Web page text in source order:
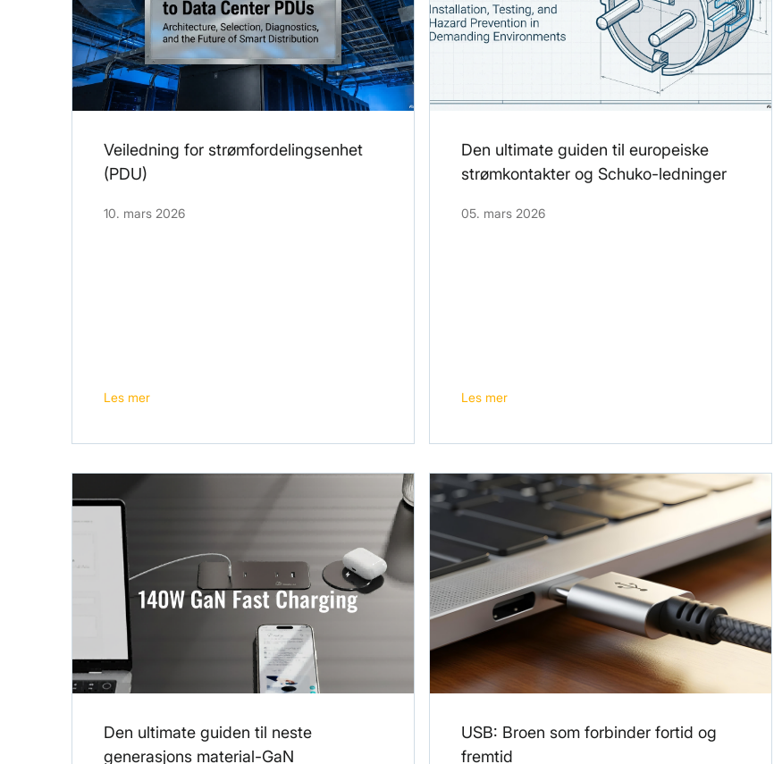
Veiledning for strømfordelingsenhet
(PDU)
10. mars 2026
Les mer
Den ultimate guiden til europeiske
strømkontakter og Schuko-ledninger
05. mars 2026
Les mer
Den ultimate guiden til neste
generasjons material-GaN
USB: Broen som forbinder fortid og
fremtid